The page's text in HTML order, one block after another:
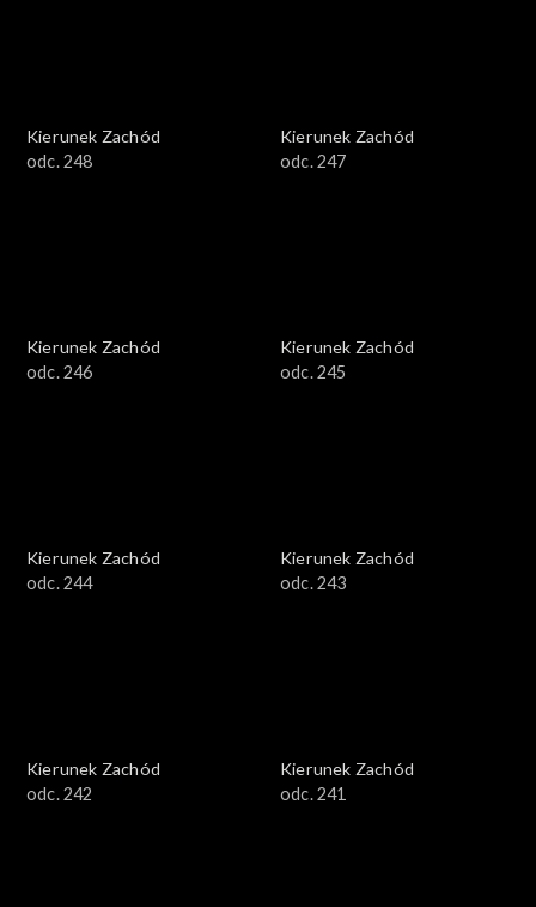
Kierunek Zachód
odc. 248
Kierunek Zachód
odc. 247
Kierunek Zachód
odc. 246
Kierunek Zachód
odc. 245
Kierunek Zachód
odc. 244
Kierunek Zachód
odc. 243
Kierunek Zachód
odc. 242
Kierunek Zachód
odc. 241